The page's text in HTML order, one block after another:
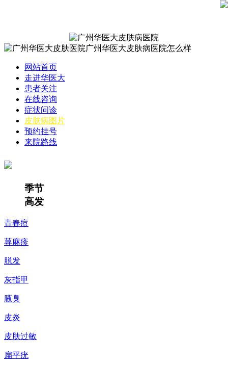
网站首页
走进华医大
患者关注
在线咨询
症状问诊
皮肤病图片
预约挂号
来院路线
季节
高发
青春痘
荨麻疹
脱发
灰指甲
腋臭
皮炎
皮肤过敏
扁平疣